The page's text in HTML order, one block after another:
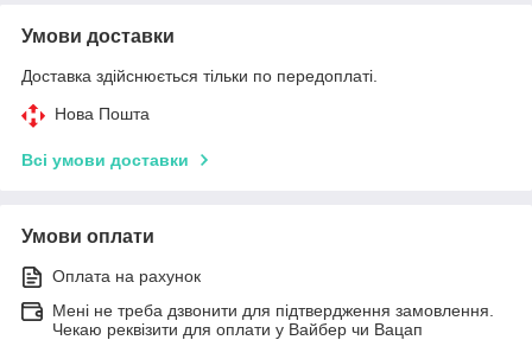
Умови доставки
Доставка здійснюється тільки по передоплаті.
Нова Пошта
Всі умови доставки
Умови оплати
Оплата на рахунок
Мені не треба дзвонити для підтвердження замовлення.
Чекаю реквізити для оплати у Вайбер чи Вацап